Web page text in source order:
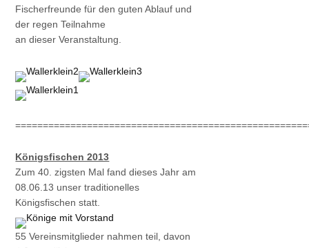
Fischerfreunde für den guten Ablauf und
der regen Teilnahme
an dieser Veranstaltung.
Königsfischen 2013
Zum 40. zigsten Mal fand dieses Jahr am
08.06.13 unser traditionelles
Königsfischen statt.
55 Vereinsmitglieder nahmen teil, davon